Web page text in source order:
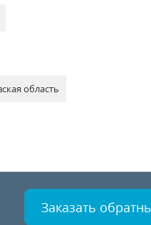
область
Заказать